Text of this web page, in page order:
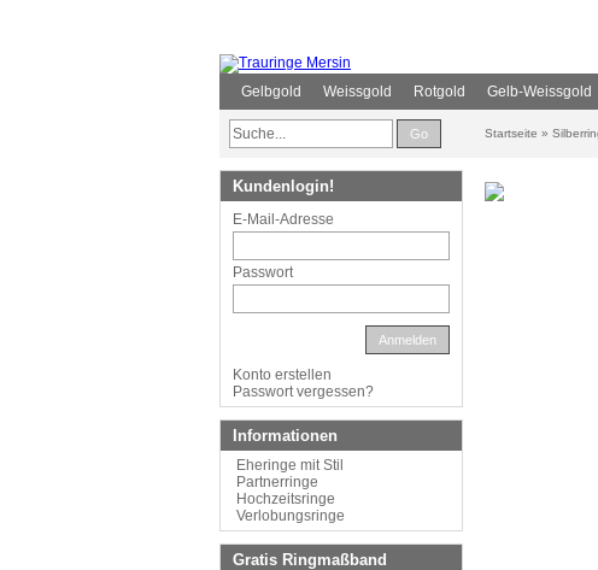
Gelbgold Weissgold Rotgold Gelb-Weissgold
Go Startseite »
Kundenlogin!
E-Mail-Adresse
Passwort
Anmelden
Konto erstellen
Passwort vergessen?
Informationen
Eheringe mit Stil
Partnerringe
Hochzeitsringe
Verlobungsringe
Gratis Ringmaßband